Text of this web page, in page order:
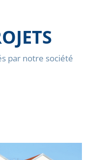
par notre société